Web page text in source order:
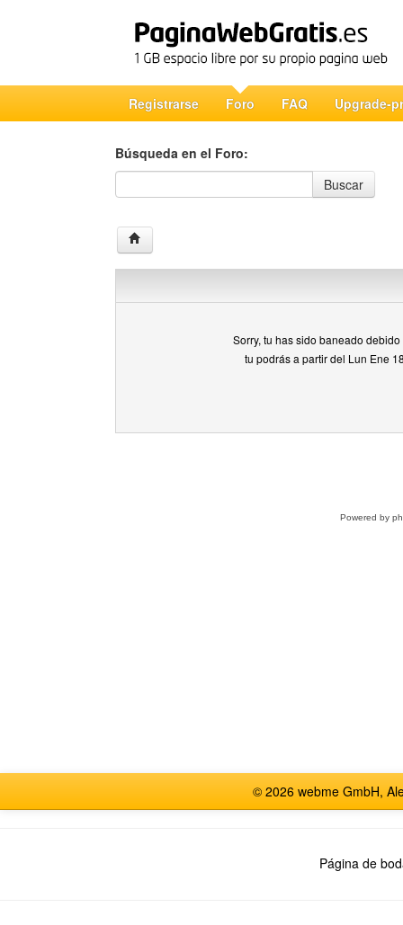
Registrarse Foro FAQ Upgrade-
Búsqueda en el Foro:
Búsqueda en el Foro
Buscar
Sorry, tu has sido baneado
tu podrás a partir del Lun Ene
Powered by
© 2026 webme GmbH,
Página de